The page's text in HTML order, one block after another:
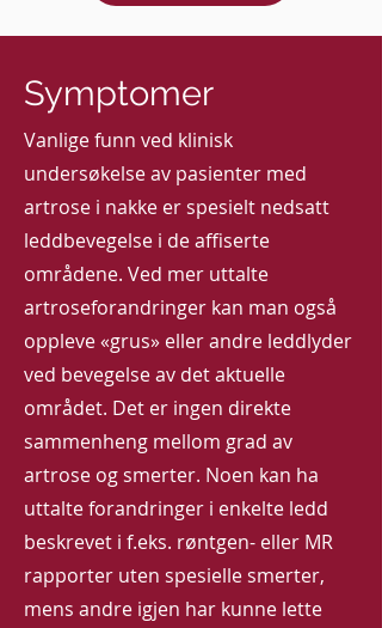
Symptomer
Vanlige funn ved klinisk
undersøkelse av pasienter med
artrose i nakke er spesielt nedsatt
leddbevegelse i de affiserte
områdene. Ved mer uttalte
artroseforandringer kan man også
oppleve «grus» eller andre leddlyder
ved bevegelse av det aktuelle
området. Det er ingen direkte
sammenheng mellom grad av
artrose og smerter. Noen kan ha
uttalte forandringer i enkelte ledd
beskrevet i f.eks. røntgen- eller MR
rapporter uten spesielle smerter,
mens andre igjen har kunne lette